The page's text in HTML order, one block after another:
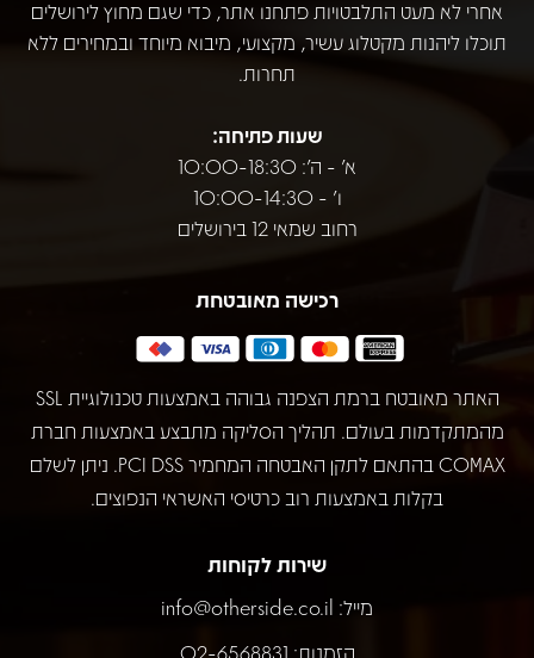
אחרי לא מעט התלבטויות פתחנו אתר, כדי שגם מחוץ לירושלים
תוכלו ליהנות מקטלוג עשיר, מקצועי, מיבוא מיוחד ובמחירים ללא
תחרות.
שעות פתיחה:
א' - ה': 10:00-18:30
ו' - 10:00-14:30
רחוב שמאי 12 בירושלים
רכישה מאובטחת
האתר מאובטח ברמת הצפנה גבוהה באמצעות טכנולוגיית SSL
מהמתקדמות בעולם. תהליך הסליקה מתבצע באמצעות חברת
COMAX בהתאם לתקן האבטחה המחמיר PCI DSS. ניתן לשלם
בקלות באמצעות רוב כרטיסי האשראי הנפוצים.
שירות לקוחות
מייל: info@otherside.co.il
הזמנות: 02-6568831